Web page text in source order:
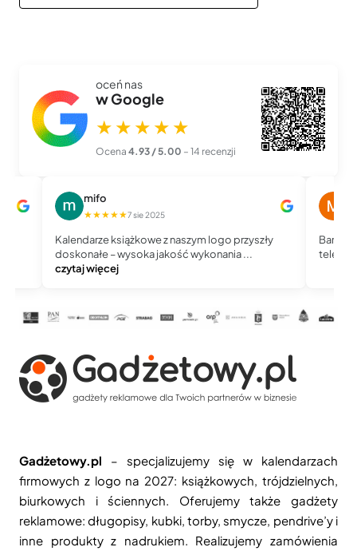
oceń nas
w Google
★★★★★
Ocena 4.93 / 5.00 – 14 recenzji
mifo
★★★★★7 sie 2025
Kalendarze książkowe z naszym logo przyszły
doskonałe – wysoka jakość wykonania ...
czytaj więcej
Bardzo
Gadżetowy.pl – specjalizujemy się w kalendarzach
firmowych z logo na 2027: książkowych, trójdzielnych,
biurkowych i ściennych. Oferujemy także gadżety
reklamowe: długopisy, kubki, torby, smycze, pendrive’y i
inne produkty z nadrukiem. Realizujemy zamówienia